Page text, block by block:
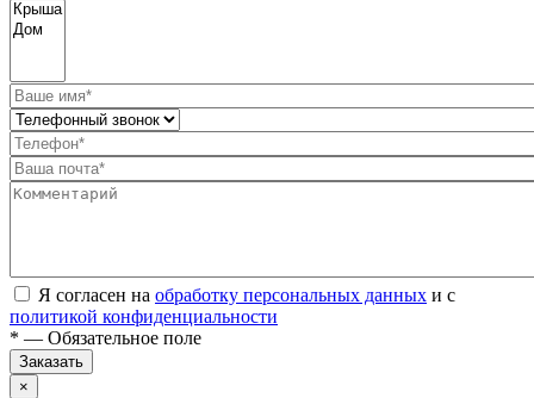
Я согласен на обработку персональных данных и с
политикой конфиденциальности
* — Обязательное поле
Заказать
×